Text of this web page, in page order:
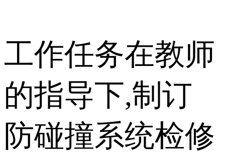
工作任务在教师
的指导下,制订
防碰撞系统检修